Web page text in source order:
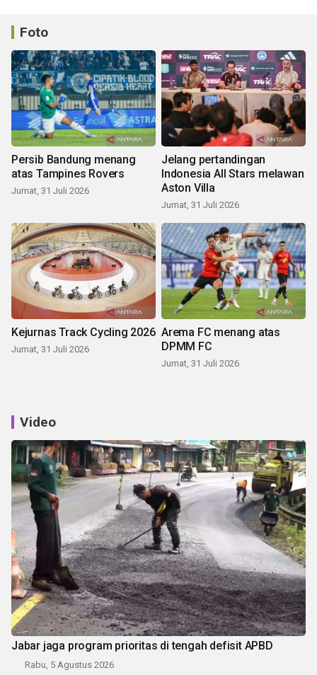
Foto
Persib Bandung menang
atas Tampines Rovers
Jumat, 31 Juli 2026
Jelang pertandingan
Indonesia All Stars melawan
Aston Villa
Jumat, 31 Juli 2026
Kejurnas Track Cycling 2026
Jumat, 31 Juli 2026
Arema FC menang atas
DPMM FC
Jumat, 31 Juli 2026
Video
Jabar jaga program prioritas di tengah defisit APBD
Rabu, 5 Agustus 2026